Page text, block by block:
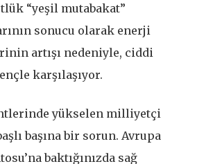
“yeşil mutabakat”
sonucu olarak enerji
artışı nedeniyle, ciddi
karşılaşıyor.
yükselen milliyetçi
başına bir sorun. Avrupa
baktığınızda sağ